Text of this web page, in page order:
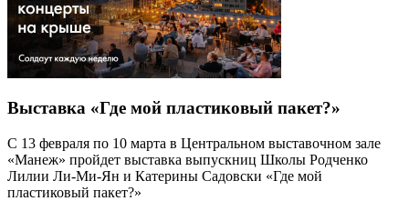
Выставка «Где мой пластиковый пакет?»
С 13 февраля по 10 марта в Центральном выставочном зале
«Манеж» пройдет выставка выпускниц Школы Родченко
Лилии Ли-Ми-Ян и Катерины Садовски «Где мой
пластиковый пакет?»